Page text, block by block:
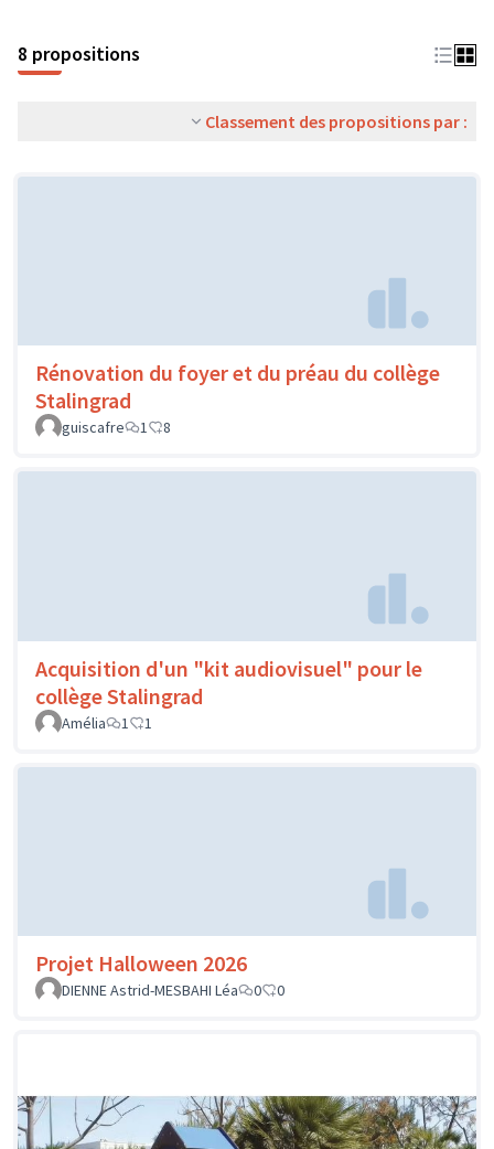
8 propositions
Classement des propositions par :
Rénovation du foyer et du préau du collège
Stalingrad
guiscafre 1 8
Acquisition d'un "kit audiovisuel" pour le
collège Stalingrad
Amélia 1 1
Projet Halloween 2026
DIENNE Astrid-MESBAHI Léa 0 0